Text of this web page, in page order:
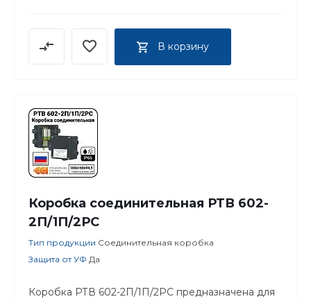
В корзину
Коробка соединительная РТВ 602-
2П/1П/2РС
Тип продукции Соединительная коробка
Защита от УФ Да
Коробка РТВ 602-2П/1П/2РС предназначена для